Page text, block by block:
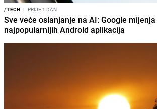
/TECH I PRIJE 1 DAN
Sve veće oslanjanje na AI: Google
najpopularnijih Android aplikacija